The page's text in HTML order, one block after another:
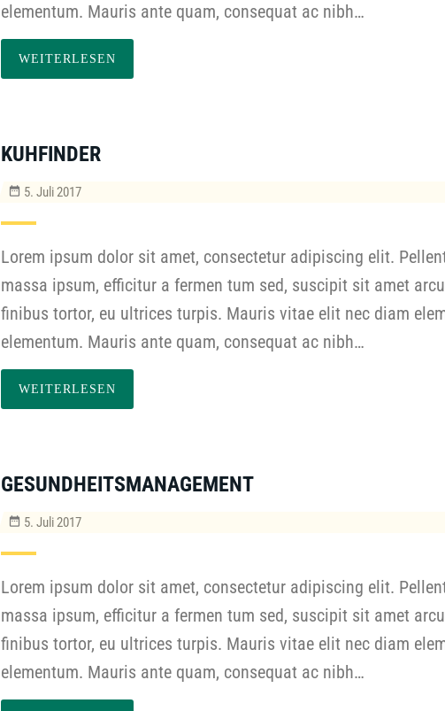
elementum. Mauris ante quam, consequat ac nibh…
WEITERLESEN
KUHFINDER
5. Juli 2017
Lorem ipsum dolor sit amet, consectetur adipiscing elit.
massa ipsum, efficitur a fermen tum sed, suscipit sit amet
finibus tortor, eu ultrices turpis. Mauris vitae elit nec diam
elementum. Mauris ante quam, consequat ac nibh…
WEITERLESEN
GESUNDHEITSMANAGEMENT
5. Juli 2017
Lorem ipsum dolor sit amet, consectetur adipiscing elit.
massa ipsum, efficitur a fermen tum sed, suscipit sit amet
finibus tortor, eu ultrices turpis. Mauris vitae elit nec diam
elementum. Mauris ante quam, consequat ac nibh…